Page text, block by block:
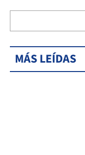
MÁS LEÍDAS